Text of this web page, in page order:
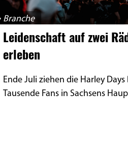
Branche
Leidenschaft auf zwei
erleben
Ende Juli ziehen die Harley Days
Tausende Fans in Sachsens